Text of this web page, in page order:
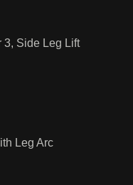
3, Side Leg Lift
Leg Arc